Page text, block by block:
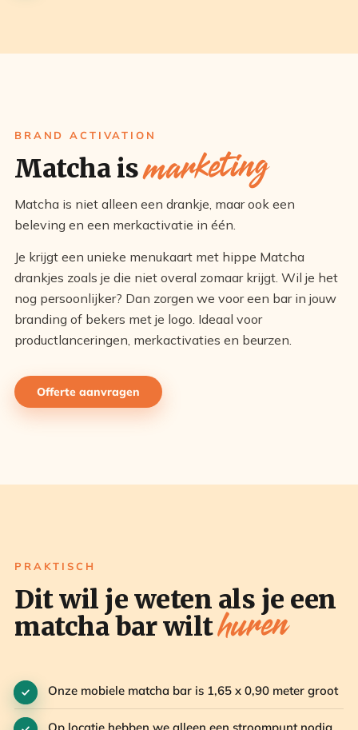
BRAND ACTIVATION
Matcha ismarketing
Matcha is niet alleen een drankje, maar ook een
beleving en een merkactivatie in één.
Je krijgt een unieke menukaart met hippe Matcha
drankjes zoals je die niet overal zomaar krijgt. Wil je het
nog persoonlijker? Dan zorgen we voor een bar in jouw
branding of bekers met je logo. Ideaal voor
productlanceringen, merkactivaties en beurzen.
Offerte aanvragen
PRAKTISCH
Dit wil je weten als je een
matcha bar wilthuren
Onze mobiele matcha bar is 1,65 x 0,90 meter groot